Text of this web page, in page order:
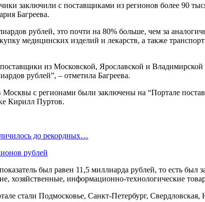
заключили с поставщиками из регионов более 90
Багреева.
рублей, это почти на 80% больше, чем за
медицинских изделий и лекарств, а также
из Московской, Ярославской и
рублей”, – отметила Багреева.
с регионами были заключены на “Портале
Кирилл Пуртов.
до рекордных…
рублей
был равен 11,5 миллиарда рублей, то есть
хозяйственные, информационно-технологические
стали Подмосковье, Санкт-Петербург, Свердловская,